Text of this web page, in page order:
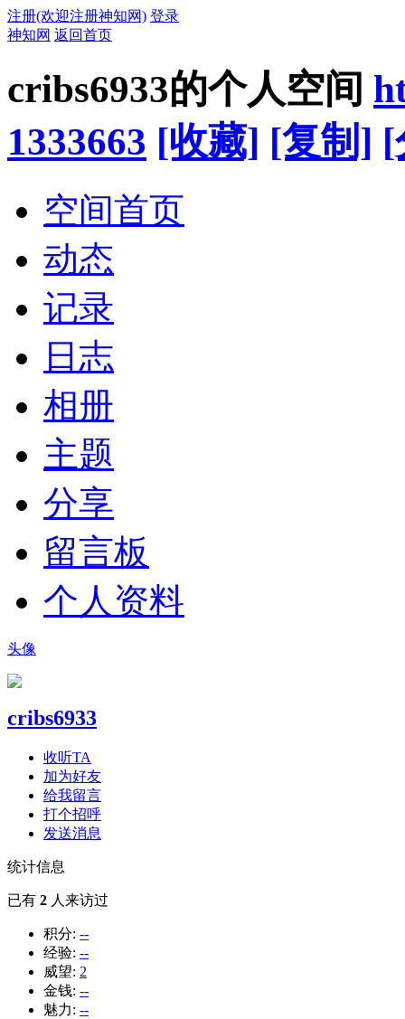
注册(欢迎注册神知网) 登录
神知网 返回首页
cribs6933的个人空间
1333663 [收藏] [复制] [
空间首页
动态
记录
日志
相册
主题
分享
留言板
个人资料
头像
cribs6933
收听TA
加为好友
给我留言
打个招呼
发送消息
统计信息
已有 2 人来访过
积分: --
经验: --
威望: 2
金钱: --
魅力: --